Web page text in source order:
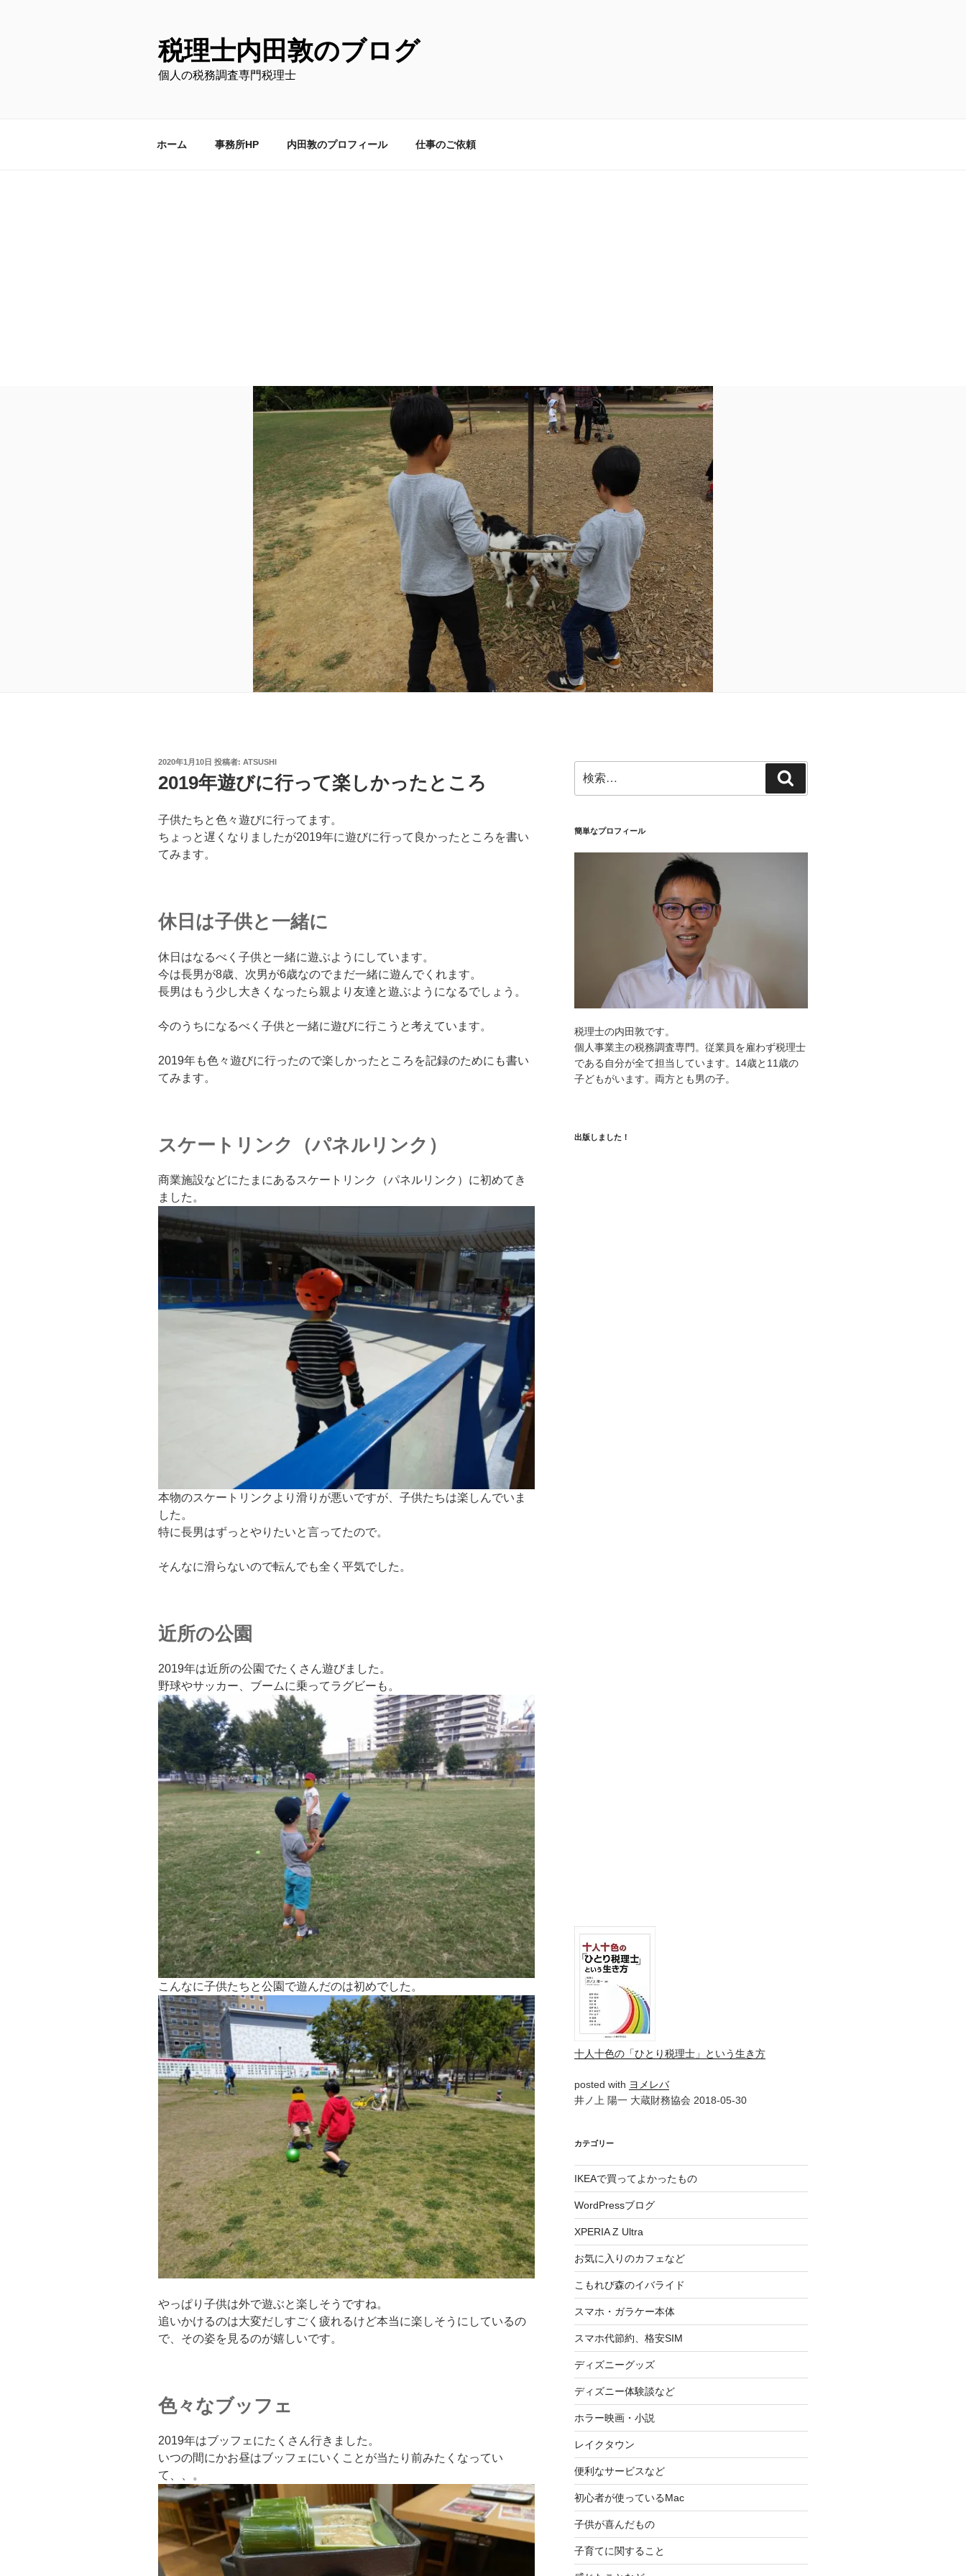
税理士内田敦のブログ
個人の税務調査専門税理士
ホーム 事務所HP 内田敦のプロフィール 仕事のご依頼
投
日:
2020年1月10日 投稿者: ATSUSHI
2019年遊びに行って楽しかったところ
子供たちと色々遊びに行ってます。
ちょっと遅くなりましたが2019年に遊びに行って良かったところを書い
てみます。
休日は子供と一緒に
休日はなるべく子供と一緒に遊ぶようにしています。
今は長男が8歳、次男が6歳なのでまだ一緒に遊んでくれます。
長男はもう少し大きくなったら親より友達と遊ぶようになるでしょう。
今のうちになるべく子供と一緒に遊びに行こうと考えています。
2019年も色々遊びに行ったので楽しかったところを記録のためにも書い
てみます。
スケートリンク（パネルリンク）
商業施設などにたまにあるスケートリンク（パネルリンク）に初めてき
ました。
本物のスケートリンクより滑りが悪いですが、子供たちは楽しんでいま
した。
特に長男はずっとやりたいと言ってたので。
そんなに滑らないので転んでも全く平気でした。
近所の公園
2019年は近所の公園でたくさん遊びました。
野球やサッカー、ブームに乗ってラグビーも。
こんなに子供たちと公園で遊んだのは初めでした。
やっぱり子供は外で遊ぶと楽しそうですね。
追いかけるのは大変だしすごく疲れるけど本当に楽しそうにしているの
で、その姿を見るのが嬉しいです。
色々なブッフェ
2019年はブッフェにたくさん行きました。
いつの間にかお昼はブッフェにいくことが当たり前みたくなってい
て、、。
索:
索
簡単なプロフィール
税理士の内田敦です。
個人事業主の税務調査専門。従業員を雇わず税理士
である自分が全て担当しています。14歳と11歳の
子どもがいます。両方とも男の子。
出版しました！
十人十色の「ひとり税理士」という生き方
posted with ヨメレバ
井ノ上 陽一 大蔵財務協会 2018-05-30
カテゴリー
IKEAで買ってよかったもの
WordPressブログ
XPERIA Z Ultra
お気に入りのカフェなど
こもれび森のイバライド
スマホ・ガラケー本体
スマホ代節約、格安SIM
ディズニーグッズ
ディズニー体験談など
ホラー映画・小説
レイクタウン
便利なサービスなど
初心者が使っているMac
子供が喜んだもの
子育てに関すること